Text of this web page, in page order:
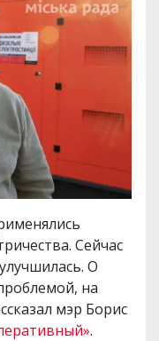
Сейчас
О
на
мэр Борис
.